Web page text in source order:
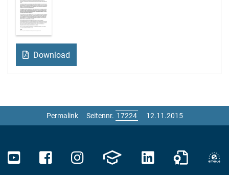
Download
Permalink Seitennr. 12.11.2015